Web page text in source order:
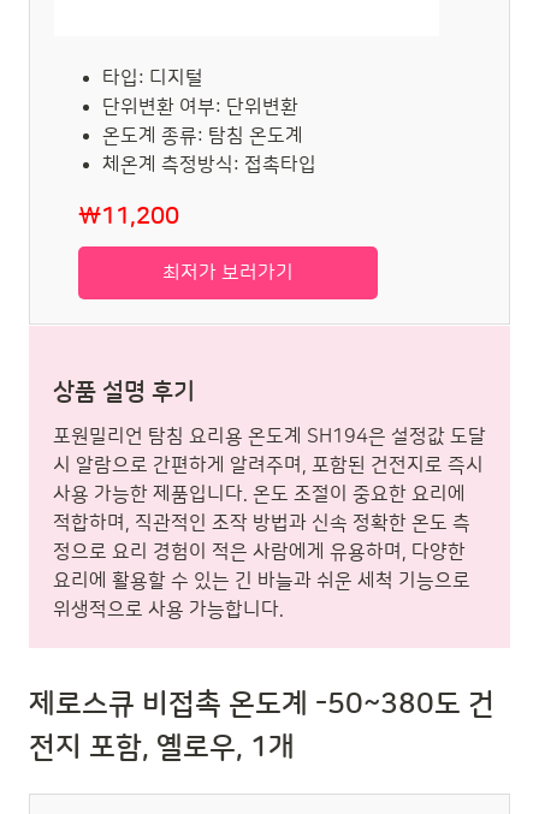
타입: 디지털
단위변환 여부: 단위변환
온도계 종류: 탐침 온도계
체온계 측정방식: 접촉타입
₩11,200
최저가 보러가기
상품 설명 후기
포원밀리언 탐침 요리용 온도계 SH194은 설정값 도달
시 알람으로 간편하게 알려주며, 포함된 건전지로 즉시
사용 가능한 제품입니다. 온도 조절이 중요한 요리에
적합하며, 직관적인 조작 방법과 신속 정확한 온도 측
정으로 요리 경험이 적은 사람에게 유용하며, 다양한
요리에 활용할 수 있는 긴 바늘과 쉬운 세척 기능으로
위생적으로 사용 가능합니다.
제로스큐 비접촉 온도계 -50~380도 건
전지 포함, 옐로우, 1개